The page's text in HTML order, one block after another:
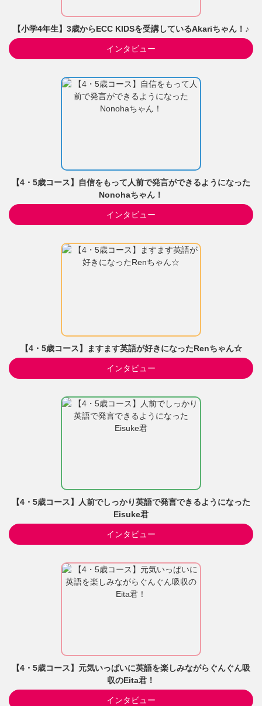
【小学4年生】3歳からECC KIDSを受講しているAkariちゃん！♪
インタビュー
【4・5歳コース】自信をもって人前で発言ができるようになった
Nonohaちゃん！
インタビュー
【4・5歳コース】ますます英語が好きになったRenちゃん☆
インタビュー
【4・5歳コース】人前でしっかり英語で発言できるようになった
Eisuke君
インタビュー
【4・5歳コース】元気いっぱいに英語を楽しみながらぐんぐん吸
収のEita君！
インタビュー